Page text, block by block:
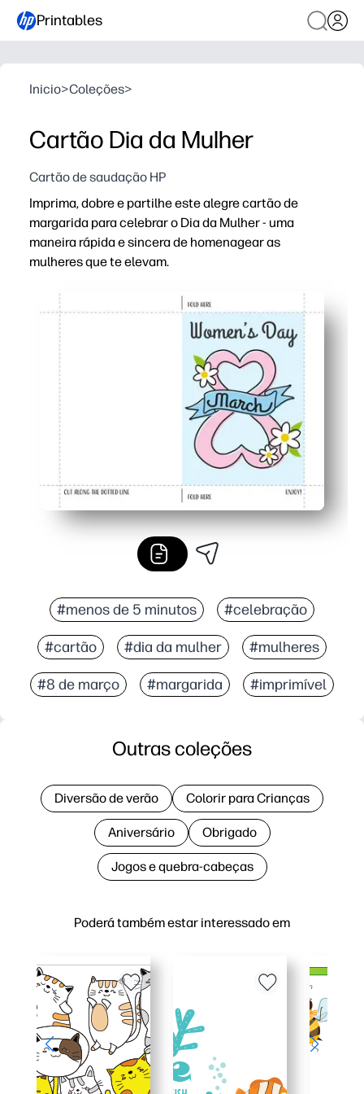
Printables
Inicio>Coleções>
Cartão Dia da Mulher
Cartão de saudação HP
Imprima, dobre e partilhe este alegre cartão de
margarida para celebrar o Dia da Mulher - uma
maneira rápida e sincera de homenagear as
mulheres que te elevam.
Recebem uma saudação sem preparação - basta
As crianças mantêm-se envolvidas - podem
Funciona em qualquer lugar que celebre - perfeito
A arte nítida da Margarida estoura-se em papel
#menos de 5 minutos #celebração
#cartão #dia da mulher #mulheres
#8 de março #margarida #imprimível
Poderá também estar interessado em
Outras coleções
Diversão de verão Colorir para Crianças
Aniversário Obrigado
Jogos e quebra-cabeças